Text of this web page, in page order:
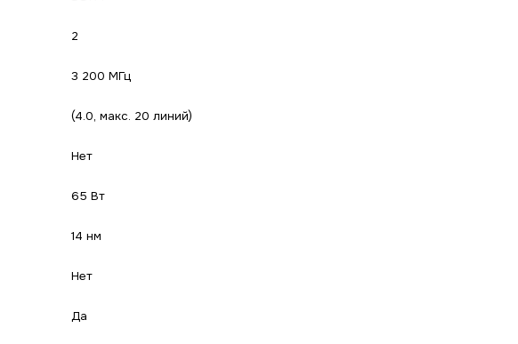
2
3 200 МГц
(4.0, макс. 20 линий)
Нет
65 Вт
14 нм
Нет
Да